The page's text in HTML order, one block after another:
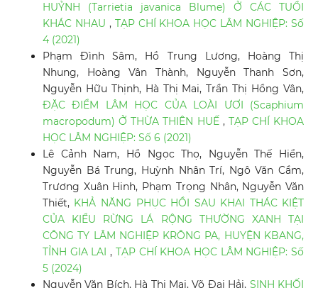
HUỶNH (Tarrietia javanica Blume) Ở CÁC TUỔI
KHÁC NHAU , TẠP CHÍ KHOA HỌC LÂM NGHIỆP: Số
4 (2021)
Phạm Đình Sâm, Hồ Trung Lương, Hoàng Thị
Nhung, Hoàng Vân Thành, Nguyễn Thanh Sơn,
Nguyễn Hữu Thịnh, Hà Thị Mai, Trần Thị Hồng Vân,
ĐẶC ĐIỂM LÂM HỌC CỦA LOÀI ƯƠI (Scaphium
macropodum) Ở THỪA THIÊN HUẾ , TẠP CHÍ KHOA
HỌC LÂM NGHIỆP: Số 6 (2021)
Lê Cảnh Nam, Hồ Ngọc Thọ, Nguyễn Thế Hiển,
Nguyễn Bá Trung, Huỳnh Nhân Trí, Ngô Văn Cầm,
Trương Xuân Hinh, Phạm Trọng Nhân, Nguyễn Văn
Thiết, KHẢ NĂNG PHỤC HỒI SAU KHAI THÁC KIỆT
CỦA KIỂU RỪNG LÁ RỘNG THƯỜNG XANH TẠI
CÔNG TY LÂM NGHIỆP KRÔNG PA, HUYỆN KBANG,
TỈNH GIA LAI, TẠP CHÍ KHOA HỌC LÂM NGHIỆP: Số
5 (2024)
Nguyễn Văn Bích, Hà Thị Mai, Võ Đại Hải, SINH KHỐI